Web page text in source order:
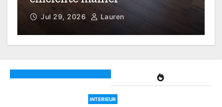
with recycled glass accents
Jul 26, 2026 Lauren
INTERIEUR